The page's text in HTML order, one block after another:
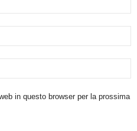
in questo browser per la prossima